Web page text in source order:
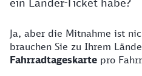
Ja, aber die Mitnahme ist
brauchen Sie zu Ihrem
Fahrradtageskarte pro